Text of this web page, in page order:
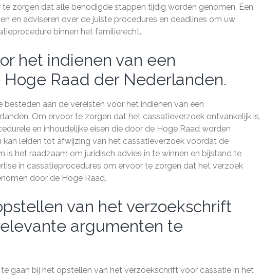
zorgen dat alle benodigde stappen tijdig worden genomen. Een
en adviseren over de juiste procedures en deadlines om uw
binnen het familierecht.
het indienen van een
Raad der Nederlanden.
aan de vereisten voor het indienen van een
Om ervoor te zorgen dat het cassatieverzoek ontvankelijk is,
en inhoudelijke eisen die door de Hoge Raad worden
leiden tot afwijzing van het cassatieverzoek voordat de
is het raadzaam om juridisch advies in te winnen en bijstand te
in cassatieprocedures om ervoor te zorgen dat het verzoek
door de Hoge Raad.
van het verzoekschrift
argumenten te
gaan bij het opstellen van het verzoekschrift voor cassatie in het